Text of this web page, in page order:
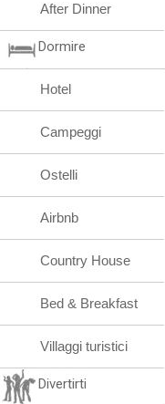
After Dinner
Dormire
Hotel
Campeggi
Ostelli
Airbnb
Country House
Bed & Breakfast
Villaggi turistici
Divertirti